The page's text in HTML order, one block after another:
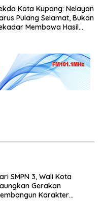
Kota Kupang: Nelayan
Pulang Selamat, Bukan
Membawa Hasil
SMPN 3, Wali Kota
Gerakan
Karakter